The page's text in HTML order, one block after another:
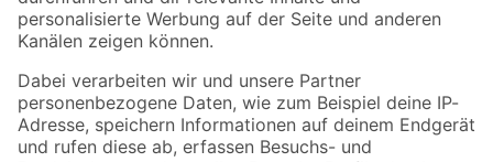
Folge uns
Zahlungsarten Versandarten